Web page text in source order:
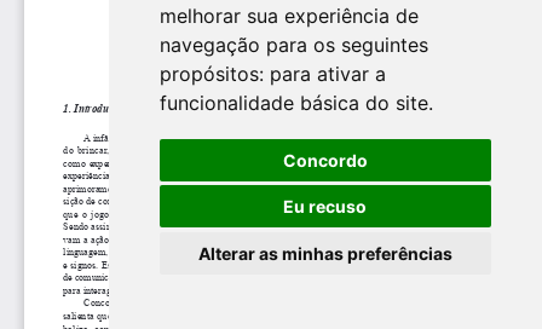
melhorar sua experiência de
navegação para os seguintes
propósitos: para ativar a
funcionalidade básica do site.
Concordo
Eu recuso
Alterar as minhas preferências